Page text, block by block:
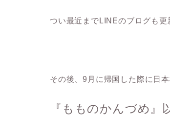
つい最近までLINEのブログも更
その後、9月に帰国した際に日
『もものかんづめ』